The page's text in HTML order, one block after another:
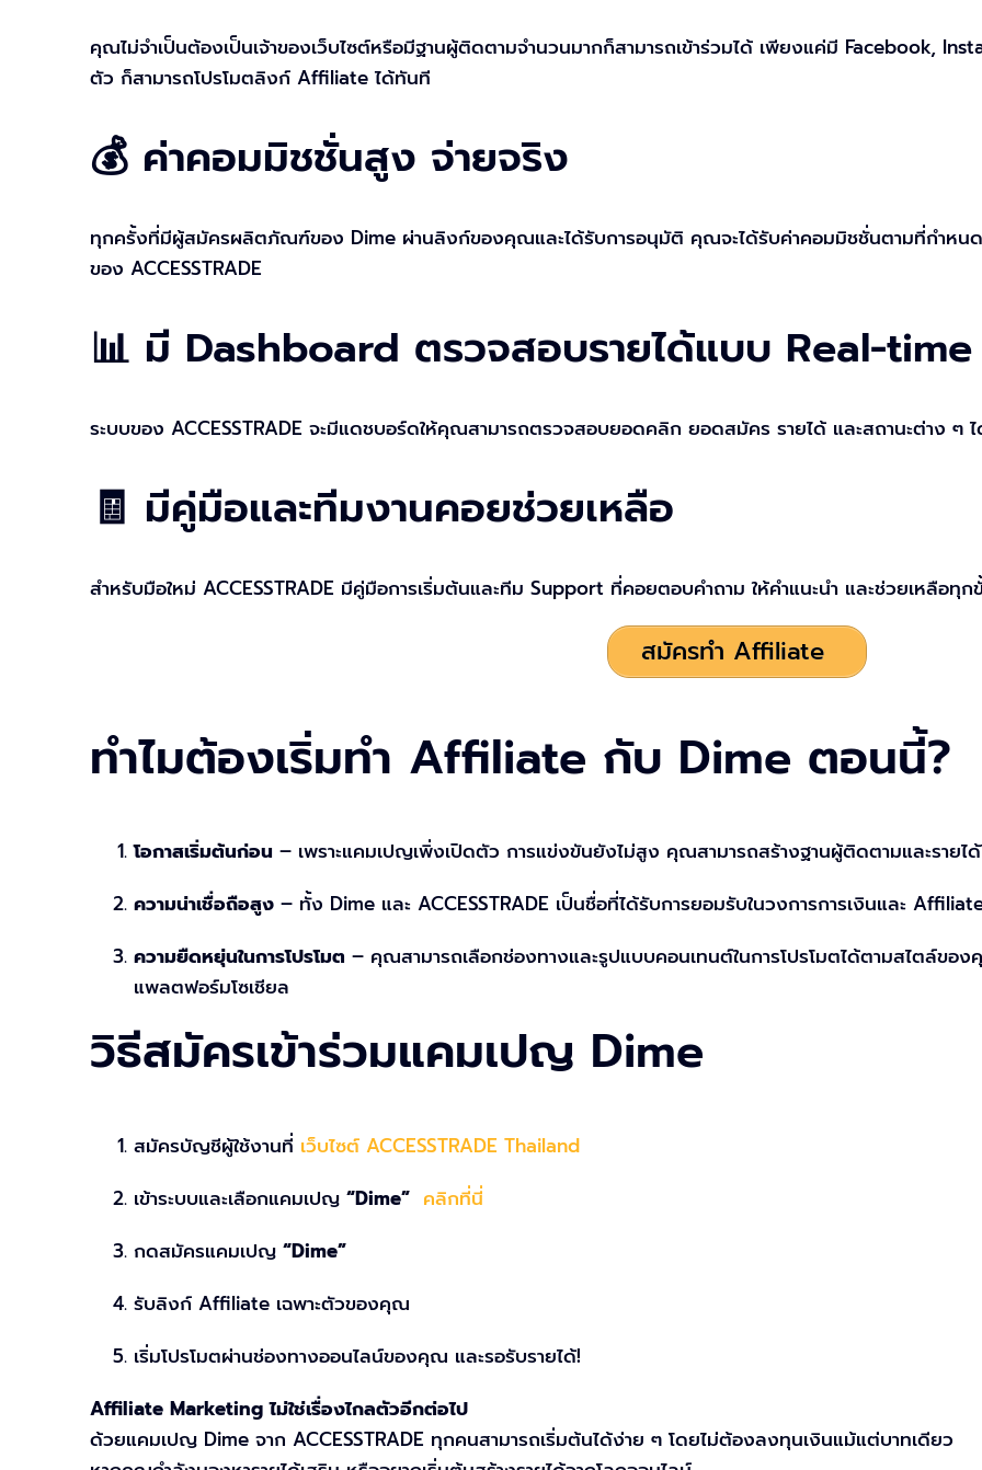
คุณไม่จำเป็นต้องเป็นเจ้าของเว็บไซต์หรือมีฐานผู้ติดตามจำนวนมากก็สามารถเข้าร่วมได้ เพียงแค่มี Facebook,
ตัว ก็สามารถโปรโมตลิงก์ Affiliate ได้ทันที
💰 ค่าคอมมิชชั่นสูง จ่ายจริง
ทุกครั้งที่มีผู้สมัครผลิตภัณฑ์ของ Dime ผ่านลิงก์ของคุณและได้รับการอนุมัติ คุณจะได้รับค่าคอมมิชชั่นตามที่กำหนด
ของ ACCESSTRADE
📊 มี Dashboard ตรวจสอบรายได้แบบ Real-time
ระบบของ ACCESSTRADE จะมีแดชบอร์ดให้คุณสามารถตรวจสอบยอดคลิก ยอดสมัคร รายได้ และสถานะต่าง ๆ ไ
🧾 มีคู่มือและทีมงานคอยช่วยเหลือ
สำหรับมือใหม่ ACCESSTRADE มีคู่มือการเริ่มต้นและทีม Support ที่คอยตอบคำถาม ให้คำแนะนำ และช่วยเหลือทุ
สมัครทำ Affiliate
ทำไมต้องเริ่มทำ Affiliate กับ Dime ตอนนี้?
โอกาสเริ่มต้นก่อน – เพราะแคมเปญเพิ่งเปิดตัว การแข่งขันยังไม่สูง คุณสามารถสร้างฐานผู้ติดตามและรายไ
ความน่าเชื่อถือสูง – ทั้ง Dime และ ACCESSTRADE เป็นชื่อที่ได้รับการยอมรับในวงการการเงินและ
ความยืดหยุ่นในการโปรโมต – คุณสามารถเลือกช่องทางและรูปแบบคอนเทนต์ในการโปรโมตได้ตามสไตล์ขอ
แพลตฟอร์มโซเชียล
วิธีสมัครเข้าร่วมแคมเปญ Dime
สมัครบัญชีผู้ใช้งานที่ เว็บไซต์ ACCESSTRADE Thailand
เข้าระบบและเลือกแคมเปญ “Dime” คลิกที่นี่
กดสมัครแคมเปญ “Dime”
รับลิงก์ Affiliate เฉพาะตัวของคุณ
เริ่มโปรโมตผ่านช่องทางออนไลน์ของคุณ และรอรับรายได้!
Affiliate Marketing ไม่ใช่เรื่องไกลตัวอีกต่อไป
ด้วยแคมเปญ Dime จาก ACCESSTRADE ทุกคนสามารถเริ่มต้นได้ง่าย ๆ โดยไม่ต้องลงทุนเงินแม้แต่บาทเดียว